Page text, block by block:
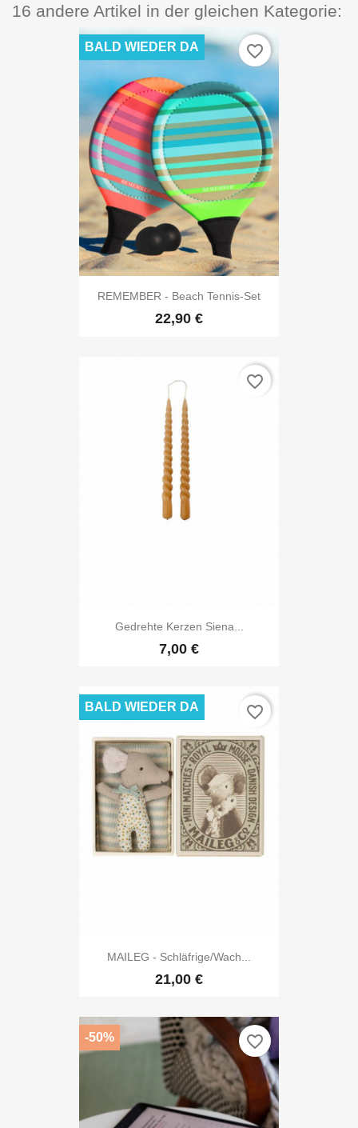
16 andere Artikel in der gleichen Kategorie:
REMEMBER - Beach Tennis-Set
22,90 €
BALD WIEDER DA favorite_border
Gedrehte Kerzen Siena...
7,00 €
favorite_border
MAILEG - Schläfrige/wach...
21,00 €
BALD WIEDER DA favorite_border
-50% favorite_border